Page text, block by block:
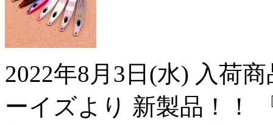
2022年8月3日(水) 入荷
ーイズより 新製品！！